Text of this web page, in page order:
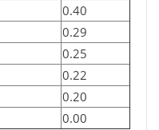
0.40
0.29
0.25
0.22
0.20
0.00